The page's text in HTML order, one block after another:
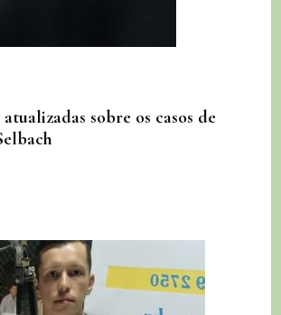
sobre os casos de